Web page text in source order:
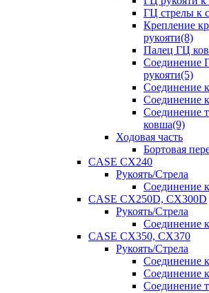
ГЦ стрелы к
Крепление
рукояти(8)
Палец ГЦ
Соединение
рукояти(5)
Соединение
Соединение
Соединение
ковша(9)
Ходовая часть
Бортовая
CASE CX240
Рукоять/Стрела
Соединение
CASE CX250D, CX300D
Рукоять/Стрела
Соединение
CASE CX350, CX370
Рукоять/Стрела
Соединение
Соединение
Соединение